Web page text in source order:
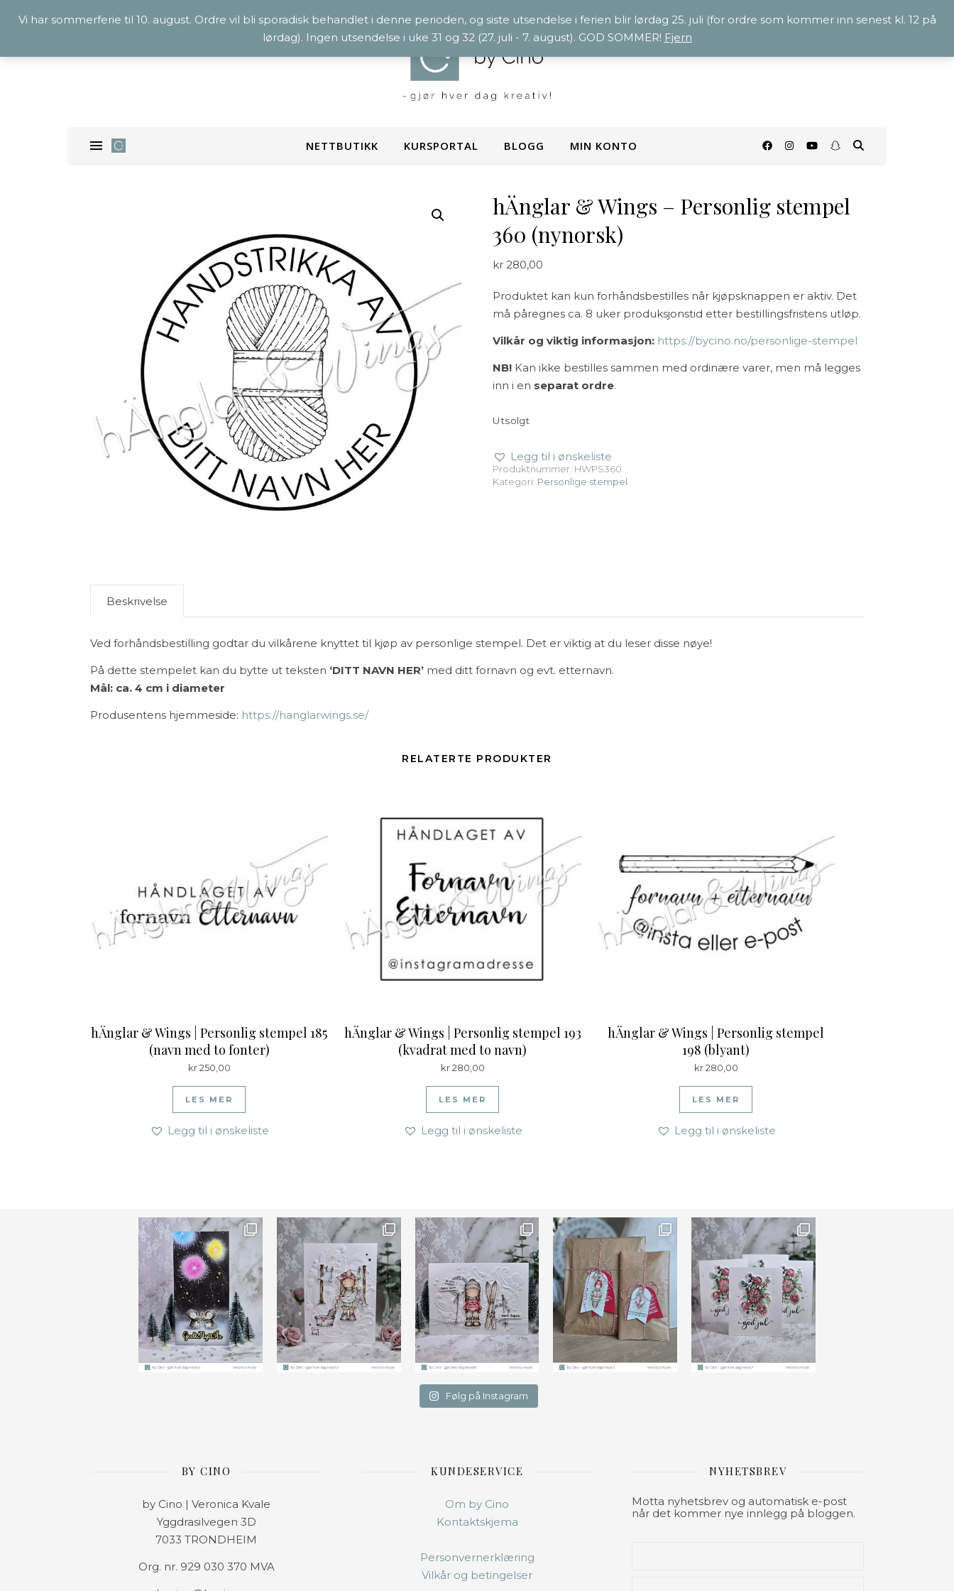
NETTBUTIKK KURSPORTAL BLOGG MIN KONTO
hÄnglar & Wings – Personlig stempel
360 (nynorsk)
kr280,00
Produktet kan kun forhåndsbestilles når kjøpsknappen er aktiv. Det
må påregnes ca. 8 uker produksjonstid etter bestillingsfristens utløp.
Vilkår og viktig informasjon: https://bycino.no/personlige-stempel
NB!Kan ikke bestilles sammen med ordinære varer, men må legges
inn i en separat ordre.
Utsolgt
Legg til i ønskeliste
Produktnummer: HWPS360
Kategori: Personlige stempel
Beskrivelse
Ved forhåndsbestilling godtar du vilkårene knyttet til kjøp av personlige stempel. Det er viktig at du leser disse nøye!
På dette stempelet kan du bytte ut teksten ‘DITT NAVN HER’ med ditt fornavn og evt. etternavn.
Mål: ca. 4 cm i diameter
Produsentens hjemmeside: https://hanglarwings.se/
RELATERTE PRODUKTER
hÄnglar & Wings | Personlig stempel 185
(navn med to fonter)
kr250,00
LES MER
Legg til i ønskeliste
hÄnglar & Wings | Personlig stempel 193
(kvadrat med to navn)
kr280,00
LES MER
Legg til i ønskeliste
hÄnglar & Wings | Personlig stempel
198 (blyant)
kr280,00
LES MER
Legg til i ønskeliste
Ønsk Farge
Følg på Instagram
BY CINO
by Cino | Veronica Kvale
Yggdrasilvegen 3D
7033 TRONDHEIM
Org. nr. 929 030 370 MVA
KUNDESERVICE
Om by Cino
Kontaktskjema
Personvernerklæring
Vilkår og betingelser
NYHETSBREV
Motta nyhetsbrev og automatisk e-post
når det kommer nye innlegg på bloggen.
Vi har sommerferie til 10. august. Ordre vil bli sporadisk behandlet i denne perioden, og siste utsendelse i ferien blir lørdag 25. juli (for ordre som kommer inn senest kl. 12 på
lørdag). Ingen utsendelse i uke 31 og 32 (27. juli - 7. august). GOD SOMMER! Fjern